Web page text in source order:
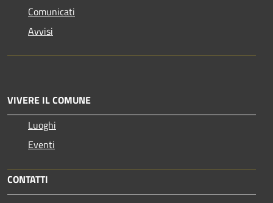
Comunicati
Avvisi
VIVERE IL COMUNE
Luoghi
Eventi
CONTATTI